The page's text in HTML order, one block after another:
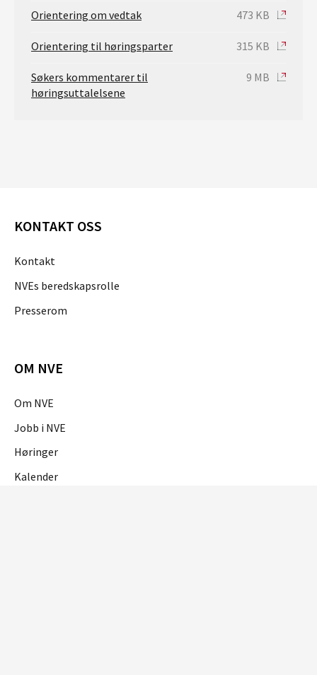
Orientering om vedtak 473 KB
Orientering til høringsparter 315 KB
Søkers kommentarer til
høringsuttalelsene
9 MB
KONTAKT OSS
Kontakt
NVEs beredskapsrolle
Presserom
OM NVE
Om NVE
Jobb i NVE
Høringer
Kalender